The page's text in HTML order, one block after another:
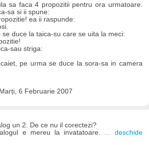
sa faca 4 propozitii pentru ora urmatoare.
sa si ii spune:
ea ii raspunde:
se duce la taica-su care se uita la meci:
sau striga:
pe urma se duce la sora-sa in camera
Marți, 6 Februarie 2007
un 2. De ce nu il corectezi?
e mereu la invatatoare. ... deschide